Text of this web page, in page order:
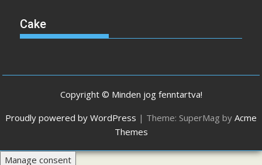
Cake
Copyright © Minden jog fenntartva!
Proudly powered by WordPress | Theme: SuperMag by Acme
Themes
Manage consent